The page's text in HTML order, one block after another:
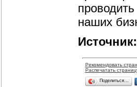
наших
Источник:
Рекомендовать
Распечатать
Поделиться…